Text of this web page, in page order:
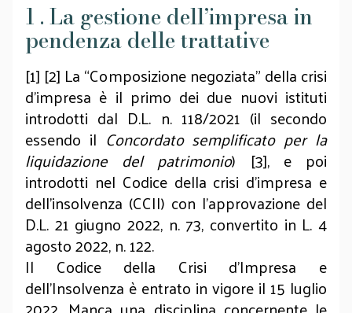
1 . La gestione dell’impresa in
pendenza delle trattative
[1] [2] La “Composizione negoziata” della crisi
d’impresa è il primo dei due nuovi istituti
introdotti dal D.L. n. 118/2021 (il secondo
essendo il Concordato semplificato per la
liquidazione del patrimonio) [3], e poi
introdotti nel Codice della crisi d’impresa e
dell’insolvenza (CCII) con l’approvazione del
D.L. 21 giugno 2022, n. 73, convertito in L. 4
agosto 2022, n. 122.
Il Codice della Crisi d’Impresa e
dell’Insolvenza è entrato in vigore il 15 luglio